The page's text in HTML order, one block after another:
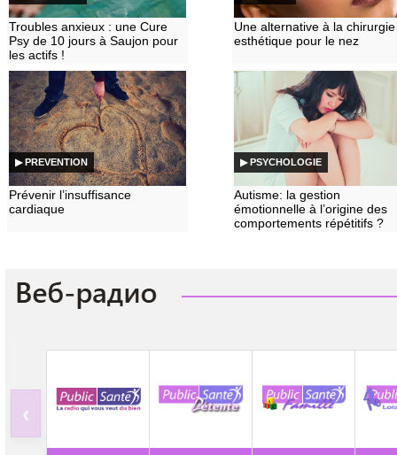
Troubles anxieux : une Cure
Psy de 10 jours à Saujon pour
les actifs !
Une alternative à la chirurgie
esthétique pour le nez
▶ PREVENTION
Prévenir l’insuffisance
cardiaque
▶ PSYCHOLOGIE
Autisme: la gestion
émotionnelle à l’origine des
comportements répétitifs ?
‹